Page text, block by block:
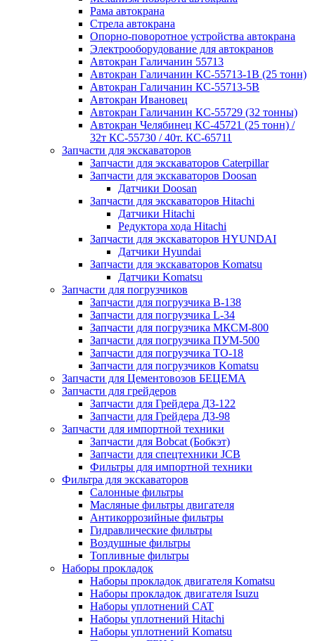
Рама автокрана
Стрела автокрана
Опорно-поворотное устройства автокрана
Электрооборудование для автокранов
Автокран Галичанин 55713
Автокран Галичанин КС-55713-1В (25 тонн)
Автокран Галичанин КС-55713-5В
Автокран Ивановец
Автокран Галичанин КС-55729 (32 тонны)
Автокран Челябинец КС-45721 (25 тонн) /
32т КС-55730 / 40т. КС-65711
Запчасти для экскаваторов
Запчасти для экскаваторов Caterpillar
Запчасти для экскаваторов Doosan
Датчики Doosan
Запчасти для экскаваторов Hitachi
Датчики Hitachi
Редуктора хода Hitachi
Запчасти для экскаваторов HYUNDAI
Датчики Hyundai
Запчасти для экскаваторов Komatsu
Датчики Komatsu
Запчасти для погрузчиков
Запчасти для погрузчика B-138
Запчасти для погрузчика L-34
Запчасти для погрузчика МКСМ-800
Запчасти для погрузчика ПУМ-500
Запчасти для погрузчика ТО-18
Запчасти для погрузчиков Komatsu
Запчасти для Цементовозов БЕЦЕМА
Запчасти для грейдеров
Запчасти для Грейдера ДЗ-122
Запчасти для Грейдера ДЗ-98
Запчасти для импортной техники
Запчасти для Bobcat (Бобкэт)
Запчасти для спецтехники JCB
Фильтры для импортной техники
Фильтра для экскаваторов
Салонные фильтры
Масляные фильтры двигателя
Антикоррозийные фильтры
Гидравлические фильтры
Воздушные фильтры
Топливные фильтры
Наборы прокладок
Наборы прокладок двигателя Komatsu
Наборы прокладок двигателя Isuzu
Наборы уплотнений CAT
Наборы уплотнений Hitachi
Наборы уплотнений Komatsu